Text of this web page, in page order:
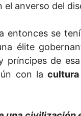
el anverso del
entonces se
élite
príncipes de
con la cultura